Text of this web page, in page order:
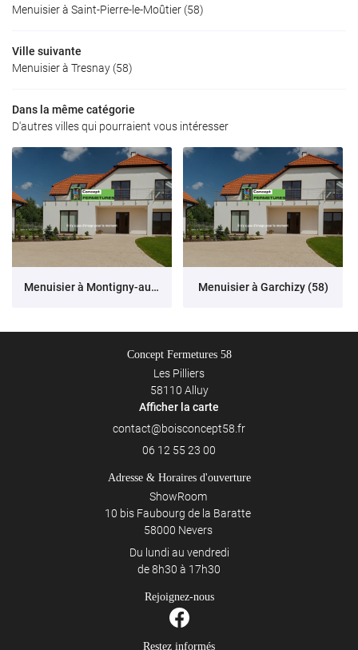
Menuisier à Saint-Pierre-le-Moûtier (58)
Ville suivante
Menuisier à Tresnay (58)
Dans la même catégorie
D'autres villes qui pourraient vous intéresser
Menuisier à Montigny-aux-Amognes (58) Menuisier à Garchizy (58)
Concept Fermetures 58
Les Pilliers
58110 Alluy
Afficher la carte
06 12 55 23 00
Adresse & Horaires d'ouverture
ShowRoom
10 bis Faubourg de la Baratte
58000 Nevers
Du lundi au vendredi
de 8h30 à 17h30
Rejoignez-nous
Restez informés